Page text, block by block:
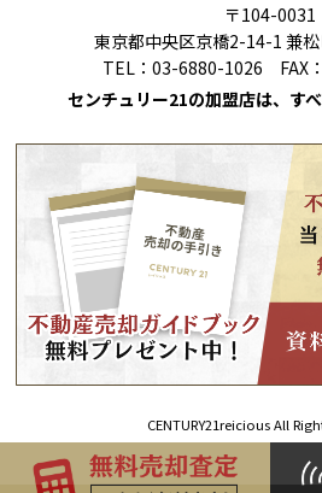
〒104-0031
東京都中央区京橋2-14-1 兼
TEL：03-6880-1026 FAX
センチュリー21の加盟店は、すべ
CENTURY21reicious All